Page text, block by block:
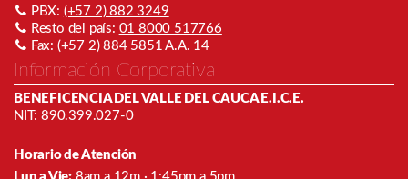
PBX: (+57 2) 882 3249
Resto del país: 01 8000 517766
Fax: (+57 2) 884 5851 A.A. 14
Información Corporativa
BENEFICENCIA DEL VALLE DEL CAUCA E.I.C.E.
NIT: 890.399.027-0
Horario de Atención